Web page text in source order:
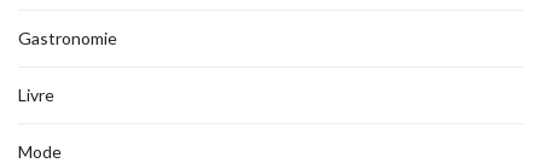
Gastronomie
Livre
Mode